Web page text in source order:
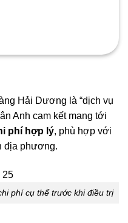
Hải Dương là “dịch vụ
Anh cam kết mang tới
phí hợp lý, phù hợp với
địa phương.
phí cụ thể trước khi điều trị